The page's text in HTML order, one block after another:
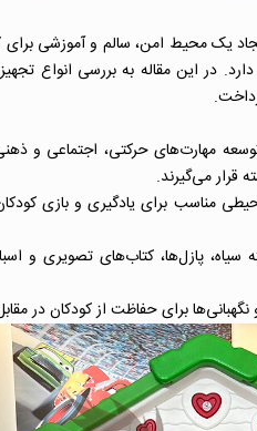
یک محیط امن، سالم و آموزشی
در این مقاله به بررسی انواع
مهارت‌های حرکتی، اجتماعی و ذهنی
قرار می‌گیرند.
مناسب برای یادگیری و بازی
پازل‌ها، کتاب‌های تصویری و
نگهبانی‌ها برای حفاظت از کودکان